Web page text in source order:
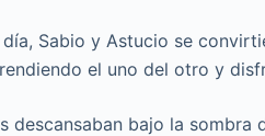
Sabio y Astucio se
el uno del otro y
descansaban bajo la